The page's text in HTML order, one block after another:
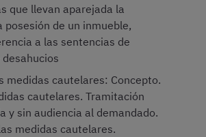
que llevan aparejada la
posesión de un inmueble,
a las sentencias de
medidas cautelares: Concepto.
cautelares. Tramitación
y sin audiencia al demandado.
medidas cautelares.